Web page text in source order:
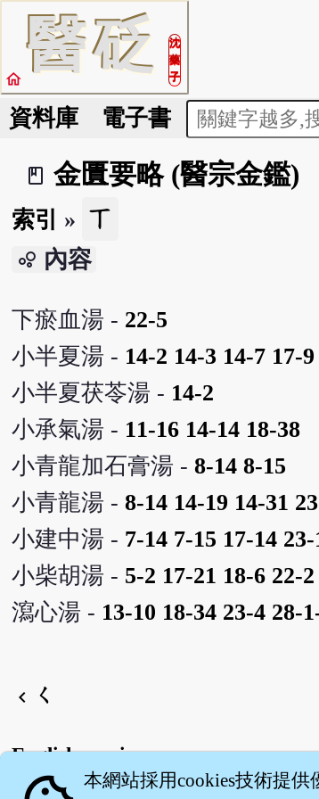
醫砭
沈
藥
子
home
資料庫 電子書
book_2
金匱要略 (醫宗金鑑)
索引
» ㄒ
bubble_chart 內容
下瘀血湯 - 22-5
小半夏湯 - 14-2 14-3 14-7 17-9
小半夏茯苓湯 - 14-2
小承氣湯 - 11-16 14-14 18-38
小青龍加石膏湯 - 8-14 8-15
小青龍湯 - 8-14 14-19 14-31
小建中湯 - 7-14 7-15 17-14
小柴胡湯 - 5-2 17-21 18-6 22-2
瀉心湯 - 13-10 18-34 23-4 28-
chevron_left ㄑ
English version
本網站採用cookies技術提